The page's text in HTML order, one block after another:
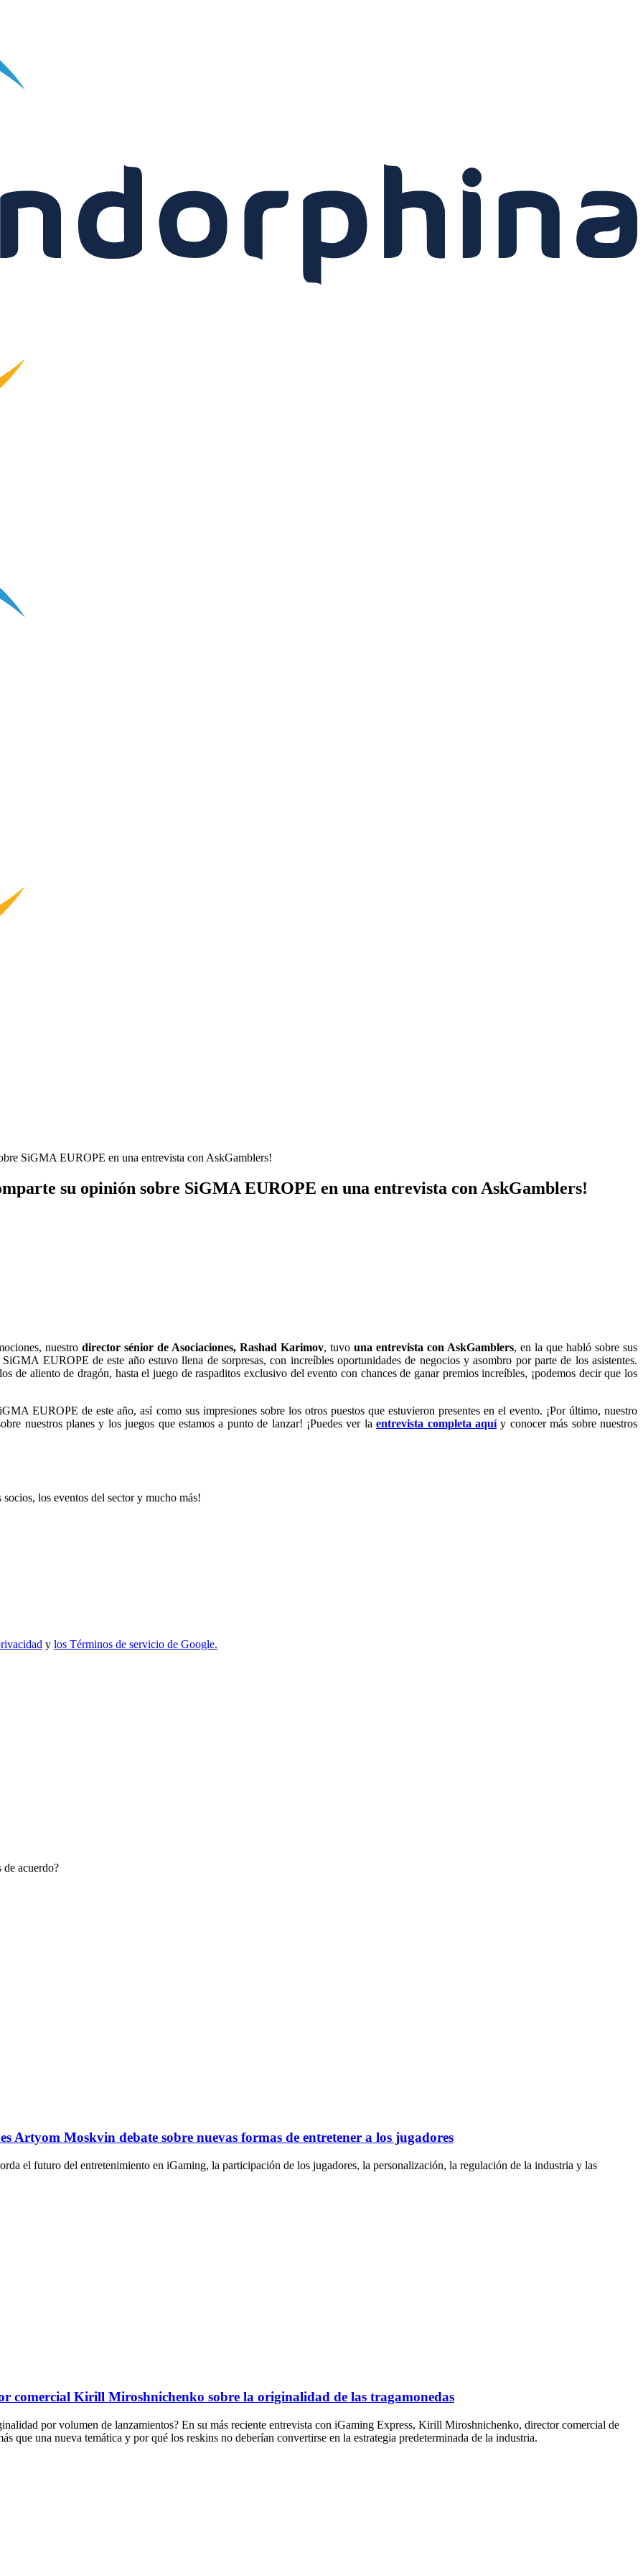
SiGMA EUROPE en una entrevista con AskGamblers!
su opinión sobre SiGMA EUROPE en una entrevista con AskGamblers!
nuestro director sénior de Asociaciones, Rashad Karimov, tuvo una entrevista con AskGamblers, en la que habló sobre sus
EUROPE de este año estuvo llena de sorpresas, con increíbles oportunidades de negocios y asombro por parte de los asistentes.
de aliento de dragón, hasta el juego de raspaditos exclusivo del evento con chances de ganar premios increíbles, ¡podemos decir que los
EUROPE de este año, así como sus impresiones sobre los otros puestos que estuvieron presentes en el evento. ¡Por último, nuestro
nuestros planes y los juegos que estamos a punto de lanzar! ¡Puedes ver laentrevista completa aquíy conocer más sobre nuestros
los eventos del sector y mucho más!
y los Términos de servicio de Google.
acuerdo?
Artyom Moskvin debate sobre nuevas formas de entretener a los jugadores
el futuro del entretenimiento en iGaming, la participación de los jugadores, la personalización, la regulación de la industria y las
comercial Kirill Miroshnichenko sobre la originalidad de las tragamonedas
por volumen de lanzamientos? En su más reciente entrevista con iGaming Express, Kirill Miroshnichenko, director comercial de
que una nueva temática y por qué los reskins no deberían convertirse en la estrategia predeterminada de la industria.